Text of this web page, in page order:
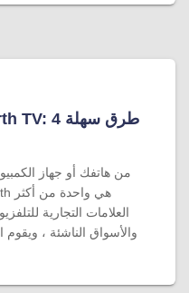
العلامات التجارية
والأسواق الناشئة ،